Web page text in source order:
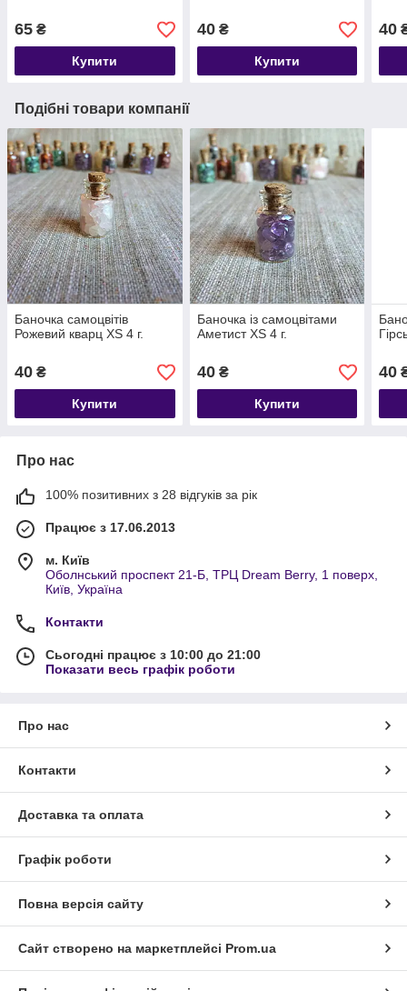
65 ₴
Купити
40₴
Купити
40
Подібні товари компанії
Баночка самоцвітів
Рожевий кварц XS 4 г.
40 ₴
Купити
Баночка із самоцвітами
Аметист XS 4 г.
40₴
Купити
40
Про нас
100% позитивних з 28 відгуків за рік
Працює з 17.06.2013
м. Київ
Оболнський проспект 21-Б, ТРЦ Dream Berry, 1 поверх,
Київ, Україна
Контакти
Сьогодні працює з 10:00 до 21:00
Показати весь графік роботи
Про нас
Контакти
Доставка та оплата
Графік роботи
Повна версія сайту
Сайт створено на маркетплейсі Prom.ua